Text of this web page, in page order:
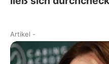
Artikel -